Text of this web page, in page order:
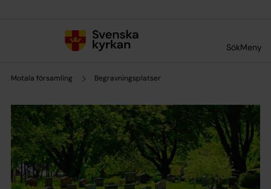
SökMeny
Motala församling Begravningsplatser